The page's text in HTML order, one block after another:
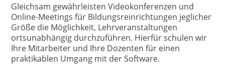
Gleichsam gewährleisten Videokonferenzen und
Online-Meetings für Bildungsreinrichtungen jeglicher
Größe die Möglichkeit, Lehrveranstaltungen
ortsunabhängig durchzuführen. Hierfür schulen wir
Ihre Mitarbeiter und Ihre Dozenten für einen
praktikablen Umgang mit der Software.